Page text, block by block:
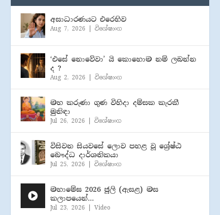
අසාධාරණයට එරෙහිව
Aug 7, 2026 |විශේෂාංග
‘එසේ නොවේවා’ යි කොහොම නම් ලබන්න
ද ?
Aug 2, 2026 |විශේෂාංග
මහ කරුණා ගුණ විහිදා දම්සක කැරකී
මුනිඳා
Jul 26, 2026 |විශේෂාංග
විසිවන සියවසේ ලොව පහළ වූ ශ්‍රේෂ්ඨ
බෞද්ධ දාර්ශනිකයා
Jul 25, 2026 |විශේෂාංග
මහාමේඝ 2026 ජූලි (​ඇසළ) මස
කලාපයෙන්…
Jul 23, 2026 |Video